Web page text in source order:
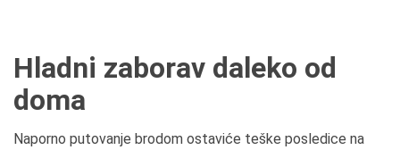
Hladni zaborav daleko od
doma
Naporno putovanje brodom ostaviće teške posledice na